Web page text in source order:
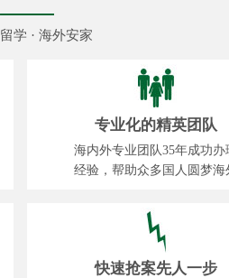
学 · 海外安家
专业化的精英团队
海内外专业团队35年成功办
经验，帮助众多国人圆梦海
快速抢案先人一步